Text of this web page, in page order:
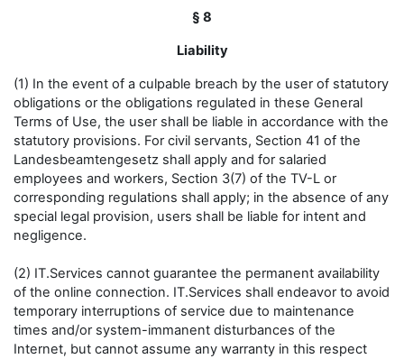
§ 8
Liability
(1) In the event of a culpable breach by the user of statutory
obligations or the obligations regulated in these General
Terms of Use, the user shall be liable in accordance with the
statutory provisions. For civil servants, Section 41 of the
Landesbeamtengesetz shall apply and for salaried
employees and workers, Section 3(7) of the TV-L or
corresponding regulations shall apply; in the absence of any
special legal provision, users shall be liable for intent and
negligence.
(2) IT.Services cannot guarantee the permanent availability
of the online connection. IT.Services shall endeavor to avoid
temporary interruptions of service due to maintenance
times and/or system-immanent disturbances of the
Internet, but cannot assume any warranty in this respect